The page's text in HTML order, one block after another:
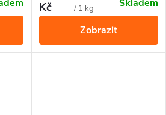
Hnojivo obsahuje 100%
přírodní suroviny a je vhodné
pro ekologické pěstování.
Hnojivo nezasoluje půdu a
nehrozí popálení rostlin.
Kč
cena:
/ 1 kg
Skladem
Zobrazit